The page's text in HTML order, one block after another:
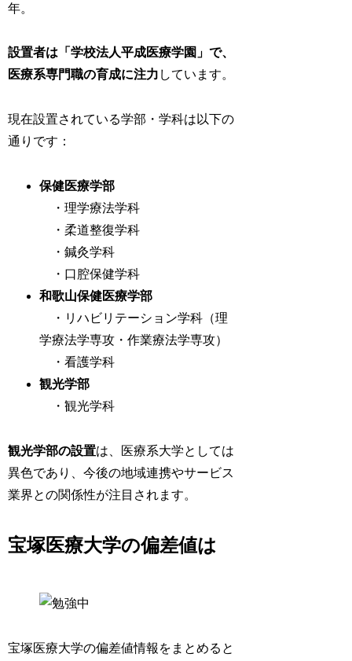
年。
設置者は「学校法人平成医療学園」で、
医療系専門職の育成に注力 しています。
現在設置されている学部・学科は以下の
通りです：
保健医療学部
・理学療法学科
・柔道整復学科
・鍼灸学科
・口腔保健学科
和歌山保健医療学部
・リハビリテーション学科（理
学療法学専攻・作業療法学専攻）
・看護学科
観光学部
・観光学科
観光学部の設置は、医療系大学としては
異色であり、今後の地域連携やサービス
業界との関係性が注目されます。
宝塚医療大学の偏差値は
宝塚医療大学の偏差値情報をまとめると